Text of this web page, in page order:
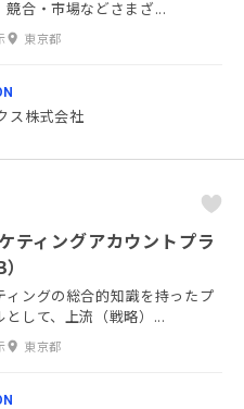
競合・市場などさまざ...
東京都
ス株式会社
ティングアカウントプラ
ィングの総合的知識を持ったプ
して、上流（戦略）...
東京都